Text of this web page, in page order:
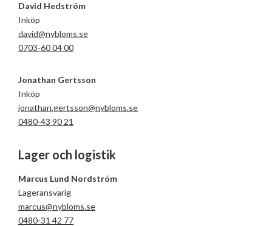
David Hedström
Inköp
david@nybloms.se
0703-60 04 00
Jonathan Gertsson
Inköp
jonathan.gertsson@nybloms.se
0480-43 90 21
Lager och logistik
Marcus Lund Nordström
Lageransvarig
marcus@nybloms.se
0480-31 42 77